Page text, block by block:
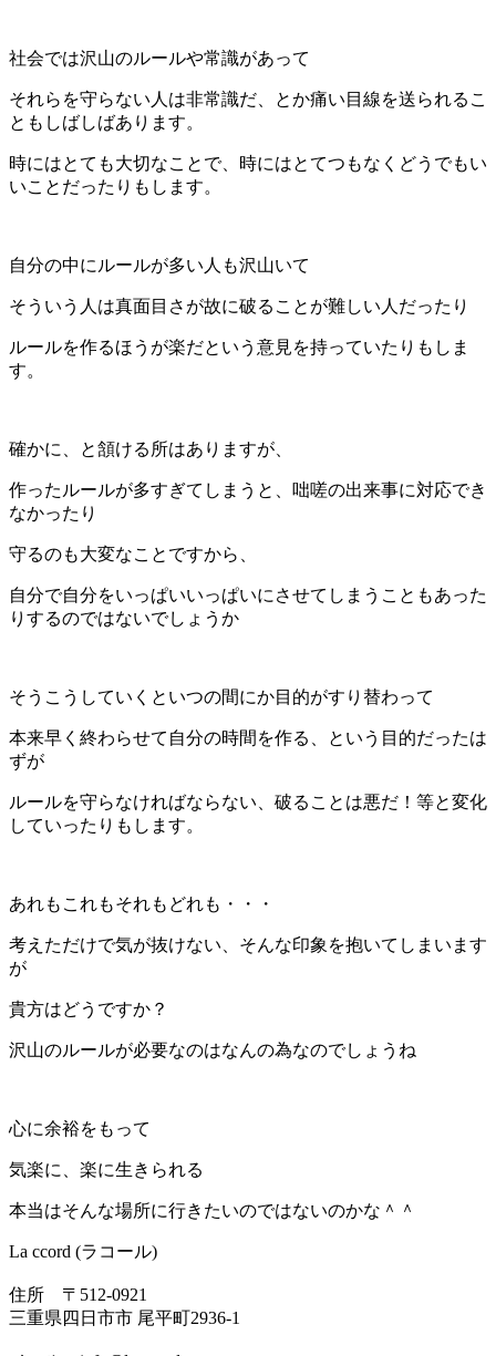
社会では沢山のルールや常識があって
それらを守らない人は非常識だ、とか痛い目線を送られるこ
ともしばしばあります。
時にはとても大切なことで、時にはとてつもなくどうでもい
いことだったりもします。
自分の中にルールが多い人も沢山いて
そういう人は真面目さが故に破ることが難しい人だったり
ルールを作るほうが楽だという意見を持っていたりもしま
す。
確かに、と頷ける所はありますが、
作ったルールが多すぎてしまうと、咄嗟の出来事に対応でき
なかったり
守るのも大変なことですから、
自分で自分をいっぱいいっぱいにさせてしまうこともあった
りするのではないでしょうか
そうこうしていくといつの間にか目的がすり替わって
本来早く終わらせて自分の時間を作る、という目的だったは
ずが
ルールを守らなければならない、破ることは悪だ！等と変化
していったりもします。
あれもこれもそれもどれも・・・
考えただけで気が抜けない、そんな印象を抱いてしまいます
が
貴方はどうですか？
沢山のルールが必要なのはなんの為なのでしょうね
心に余裕をもって
気楽に、楽に生きられる
本当はそんな場所に行きたいのではないのかな＾＾
La ccord (ラコール)
住所 〒512-0921
三重県四日市市 尾平町2936-1